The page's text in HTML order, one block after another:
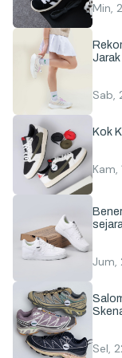
Min,
Sab,
Kok
Kam,
Jum,
Sel,